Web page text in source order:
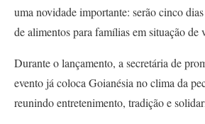
uma novidade importante: serão cinco
de alimentos para famílias em situação de
Durante o lançamento, a secretária de
evento já coloca Goianésia no clima da
reunindo entretenimento, tradição e